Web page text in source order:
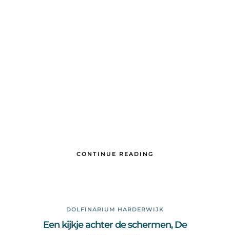
CONTINUE READING
DOLFINARIUM HARDERWIJK
Een kijkje achter de schermen, De